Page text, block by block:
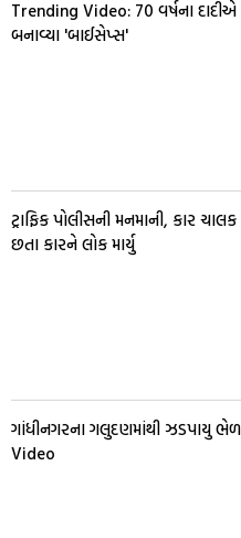
Trending Video: 70 વર્ષના દાદીએ
બનાવ્યા 'બાઈસેપ્સ'
ટ્રાફિક પોલીસની મનમાની, કાર
છતા કારને લોક માર્યુ
ગાંધીનગરના ગલુદણમાંથી ઝડપાયુ
Video